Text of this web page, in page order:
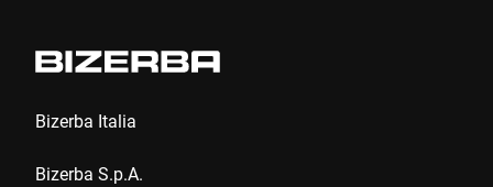
Bizerba Italia
Bizerba S.p.A.